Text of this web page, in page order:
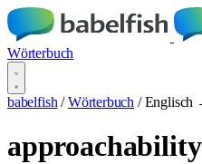
Wörterbuch
babelfish / Wörterbuch / Englisch
approachability